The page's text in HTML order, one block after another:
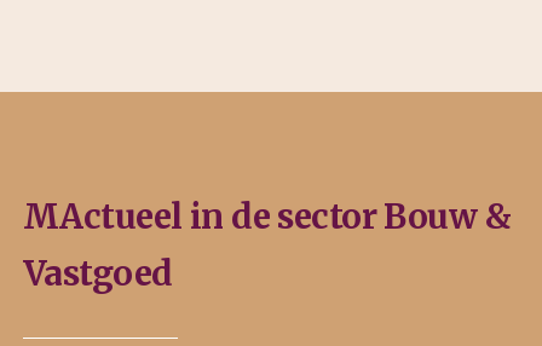
MActueel in de sector Bouw &
Vastgoed